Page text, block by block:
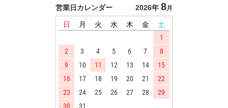
営業日カレンダー 2026年 8月
日 月 火 水 木 金
土
1
2
3 4 5 6 7
8
9
10 11 12 13 14
15
16
17 18 19 20 21
22
23
24 25 26 27 28
29
30
31